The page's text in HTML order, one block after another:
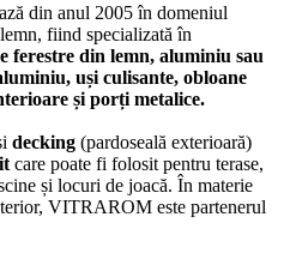
din anul 2005 în domeniul
fiind specializată în
ferestre din lemn, aluminiu sau
uși culisante, obloane
și porți metalice.
decking (pardoseală exterioară)
care poate fi folosit pentru terase,
și locuri de joacă. În materie
VITRAROM este partenerul